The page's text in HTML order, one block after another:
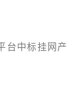
台中标挂网产